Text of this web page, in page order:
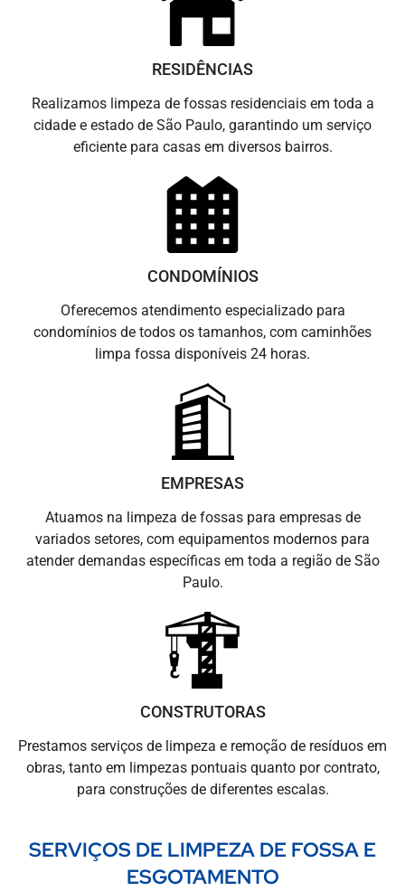
RESIDÊNCIAS
Realizamos limpeza de fossas residenciais em toda a
cidade e estado de São Paulo, garantindo um serviço
eficiente para casas em diversos bairros.
CONDOMÍNIOS
Oferecemos atendimento especializado para
condomínios de todos os tamanhos, com caminhões
limpa fossa disponíveis 24 horas.
EMPRESAS
Atuamos na limpeza de fossas para empresas de
variados setores, com equipamentos modernos para
atender demandas específicas em toda a região de São
Paulo.
CONSTRUTORAS
Prestamos serviços de limpeza e remoção de resíduos em
obras, tanto em limpezas pontuais quanto por contrato,
para construções de diferentes escalas.
SERVIÇOS DE LIMPEZA DE FOSSA E
ESGOTAMENTO